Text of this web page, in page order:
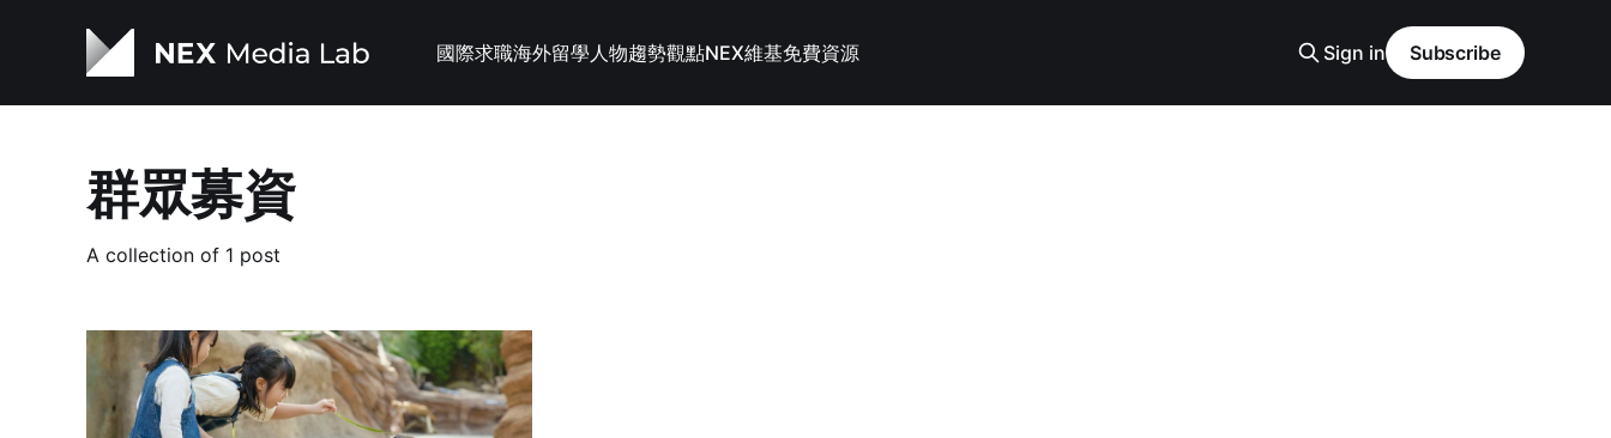
國際求職海外留學人物趨勢觀點NEX維基免費資源 Sign in Subscribe
群眾募資
A collection of 1 post